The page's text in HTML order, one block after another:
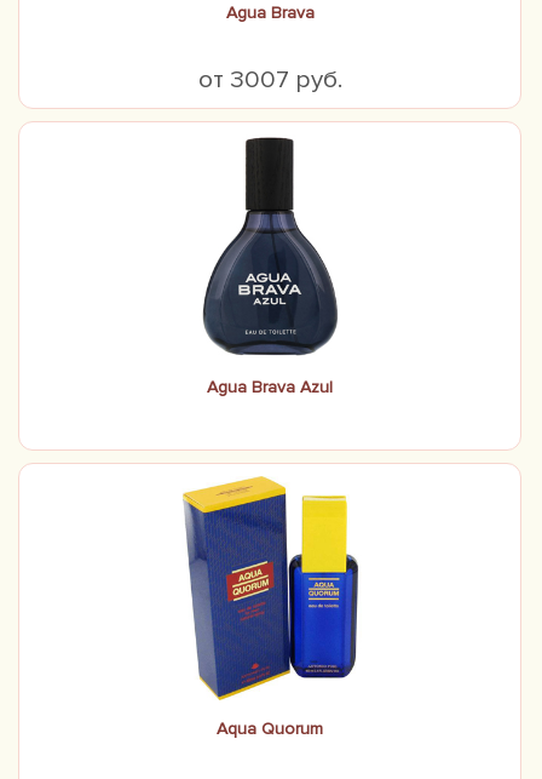
Agua Brava
от 3007 руб.
Agua Brava Azul
Aqua Quorum